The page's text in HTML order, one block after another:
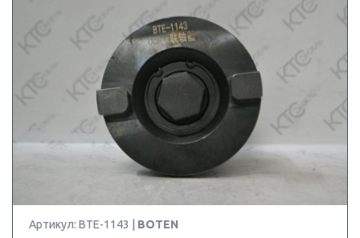
Артикул: BTE-1143 | BOTEN